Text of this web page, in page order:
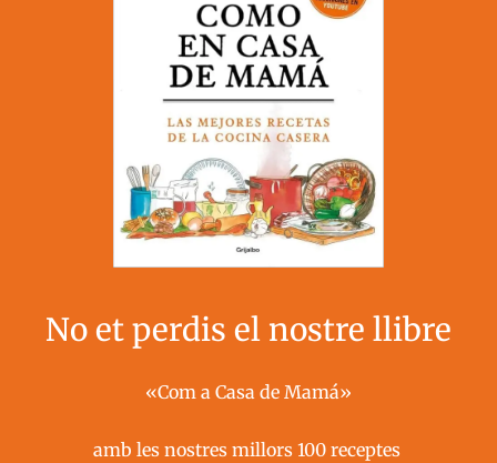
No et perdis el nostre llibre
«Com a Casa de Mamá»
amb les nostres millors 100 receptes ​